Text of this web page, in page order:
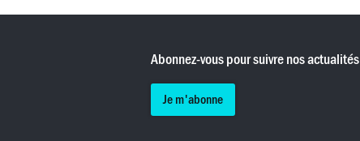
Abonnez-vous pour suivre nos actualités
Je m'abonne